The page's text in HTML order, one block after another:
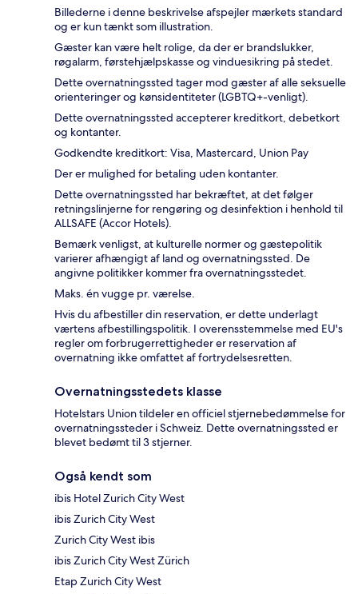
Billederne i denne beskrivelse afspejler mærkets standard
og er kun tænkt som illustration.
Gæster kan være helt rolige, da der er brandslukker,
røgalarm, førstehjælpskasse og vinduesikring på stedet.
Dette overnatningssted tager mod gæster af alle seksuelle
orienteringer og kønsidentiteter (LGBTQ+-venligt).
Dette overnatningssted accepterer kreditkort, debetkort
og kontanter.
Godkendte kreditkort: Visa, Mastercard, Union Pay
Der er mulighed for betaling uden kontanter.
Dette overnatningssted har bekræftet, at det følger
retningslinjerne for rengøring og desinfektion i henhold til
ALLSAFE (Accor Hotels).
Bemærk venligst, at kulturelle normer og gæstepolitik
varierer afhængigt af land og overnatningssted. De
angivne politikker kommer fra overnatningsstedet.
Maks. én vugge pr. værelse.
Hvis du afbestiller din reservation, er dette underlagt
værtens afbestillingspolitik. I overensstemmelse med EU's
regler om forbrugerrettigheder er reservation af
overnatning ikke omfattet af fortrydelsesretten.
Overnatningsstedets klasse
Hotelstars Union tildeler en officiel stjernebedømmelse for
overnatningssteder i Schweiz. Dette overnatningssted er
blevet bedømt til 3 stjerner.
Også kendt som
ibis Hotel Zurich City West
ibis Zurich City West
Zurich City West ibis
ibis Zurich City West Zürich
Etap Zurich City West